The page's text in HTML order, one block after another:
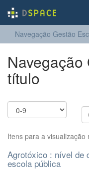
Navegação Gestão
título
Itens para a
Agrotóxico : nível de
escola pública